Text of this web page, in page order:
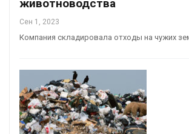
животноводства
Сен 1, 2023
Компания складировала отходы на чужих